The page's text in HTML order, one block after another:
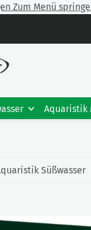
Zum Menü
Aquaristik
Süßwasser